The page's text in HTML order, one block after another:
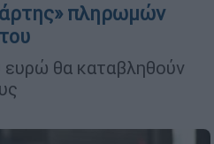
πληρωμών
ευρώ θα καταβληθούν